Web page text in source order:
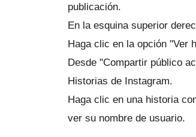
publicación.
En la esquina superior
Haga clic en la opción "Ver
Desde "Compartir público
Historias de Instagram.
Haga clic en una historia
ver su nombre de usuario.